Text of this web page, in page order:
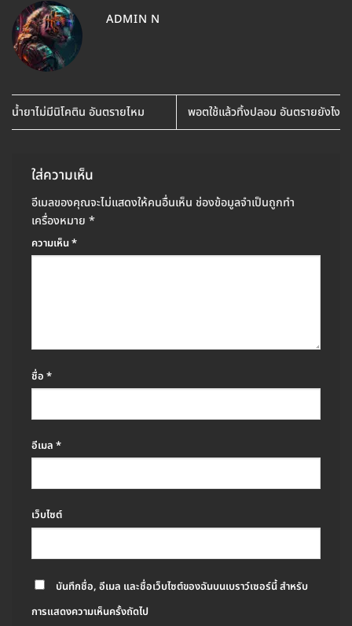
ADMIN N
น้ำยาไม่มีนิโคติน อันตรายไหม พอตใช้แล้วทิ้งปลอม อันตรายยังไง
ใส่ความเห็น
อีเมลของคุณจะไม่แสดงให้คนอื่นเห็น ช่องข้อมูลจำเป็นถูกทำ
เครื่องหมาย *
ความเห็น*
ชื่อ *
อีเมล *
เว็บไซต์
บันทึกชื่อ, อีเมล และชื่อเว็บไซต์ของฉันบนเบราว์เซอร์นี้ สำหรับ
การแสดงความเห็นครั้งถัดไป